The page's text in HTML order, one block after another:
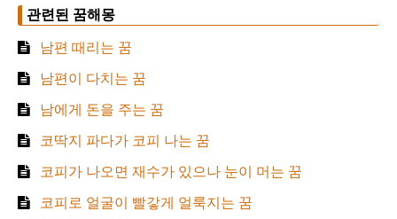
관련된 꿈해몽
남편 때리는 꿈
남편이 다치는 꿈
남에게 돈을 주는 꿈
코딱지 파다가 코피 나는 꿈
코피가 나오면 재수가 있으나 눈이 머는 꿈
코피로 얼굴이 빨갛게 얼룩지는 꿈